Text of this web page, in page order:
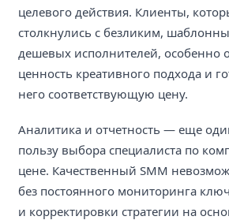
целевого действия. Клиенты,
столкнулись с безликим,
дешевых исполнителей, особенно
ценность креативного подхода и
него соответствующую цену.
Аналитика и отчетность — еще
пользу выбора специалиста по
цене. Качественный SMM
без постоянного мониторинга
и корректировки стратегии на